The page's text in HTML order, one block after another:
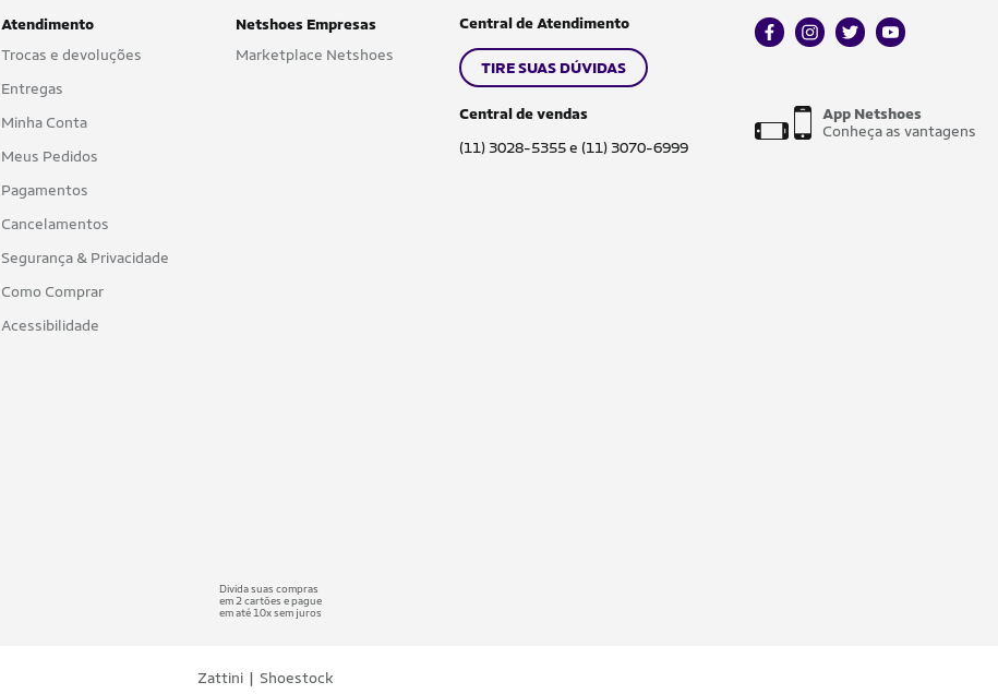
Atendimento
Trocas e devoluções
Entregas
Minha Conta
Meus Pedidos
Pagamentos
Cancelamentos
Segurança & Privacidade
Como Comprar
Acessibilidade
Netshoes Empresas
Marketplace Netshoes
Central de Atendimento
TIRE SUAS DÚVIDAS
Central de vendas
(11) 3028-5355 e (11) 3070-6999
facebookinstagram
twitteryoutube
App Netshoes
Conheça as vantagens
Divida suas compras
em 2 cartões e pague
em até 10x sem juros
Zattini | Shoestock